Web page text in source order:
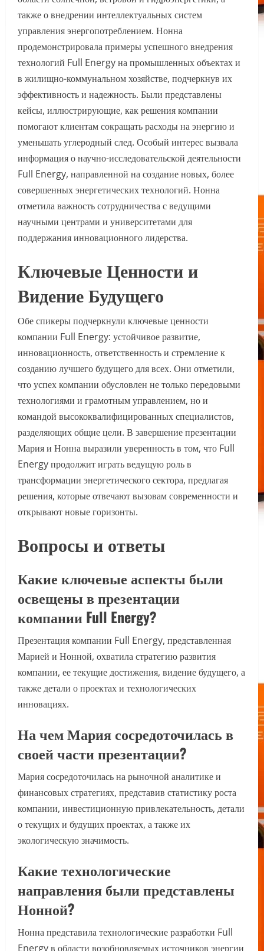
также о внедрении интеллектуальных систем
управления энергопотреблением. Нонна
продемонстрировала примеры успешного внедрения
технологий Full Energy на промышленных объектах и
в жилищно-коммунальном хозяйстве, подчеркнув их
эффективность и надежность. Были представлены
кейсы, иллюстрирующие, как решения компании
помогают клиентам сокращать расходы на энергию и
уменьшать углеродный след. Особый интерес вызвала
информация о научно-исследовательской деятельности
Full Energy, направленной на создание новых, более
совершенных энергетических технологий. Нонна
отметила важность сотрудничества с ведущими
научными центрами и университетами для
поддержания инновационного лидерства.
Ключевые Ценности и
Видение Будущего
Обе спикеры подчеркнули ключевые ценности
компании Full Energy: устойчивое развитие,
инновационность, ответственность и стремление к
созданию лучшего будущего для всех. Они отметили,
что успех компании обусловлен не только передовыми
технологиями и грамотным управлением, но и
командой высококвалифицированных специалистов,
разделяющих общие цели. В завершение презентации
Мария и Нонна выразили уверенность в том, что Full
Energy продолжит играть ведущую роль в
трансформации энергетического сектора, предлагая
решения, которые отвечают вызовам современности и
открывают новые горизонты.
Вопросы и ответы
Какие ключевые аспекты были
освещены в презентации
компании Full Energy?
Презентация компании Full Energy, представленная
Марией и Нонной, охватила стратегию развития
компании, ее текущие достижения, видение будущего, а
также детали о проектах и технологических
инновациях.
На чем Мария сосредоточилась в
своей части презентации?
Мария сосредоточилась на рыночной аналитике и
финансовых стратегиях, представив статистику роста
компании, инвестиционную привлекательность, детали
о текущих и будущих проектах, а также их
экологическую значимость.
Какие технологические
направления были представлены
Нонной?
Нонна представила технологические разработки Full
Energy в области возобновляемых источников энергии